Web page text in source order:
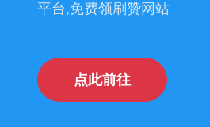
平台,免费领刷赞网站
点此前往